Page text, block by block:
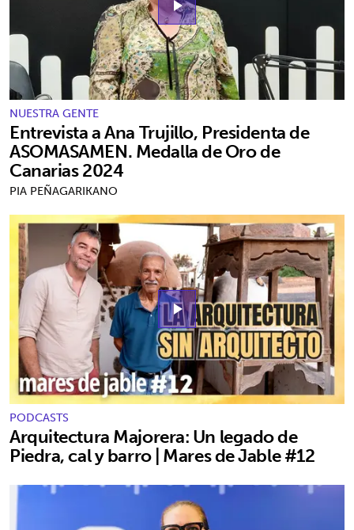
play_arrow
NUESTRA GENTE
Entrevista a Ana Trujillo, Presidenta de
ASOMASAMEN. Medalla de Oro de
Canarias 2024
PIA PEÑAGARIKANO
play_arrow
PODCASTS
Arquitectura Majorera: Un legado de
Piedra, cal y barro | Mares de Jable #12